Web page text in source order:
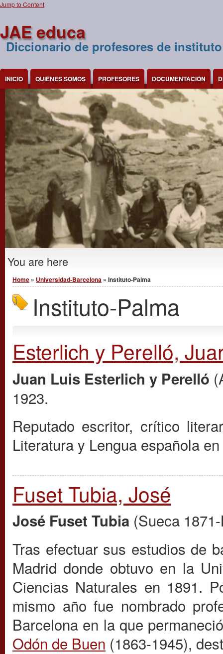
Jump to Content
JAE educa
Diccionario de profesores de
INICIO QUIÉNES SOMOS PROFESORES DOCUMENTACIÓN
You are here
Home » Universidad-Barcelona » Instituto-Palma
Instituto-Palma
Esterlich y Perelló,
Juan Luis Esterlich y Perelló
1923.
Reputado escritor, crítico
Literatura y Lengua española
Fuset Tubia, José
José Fuset Tubia (Sueca
Tras efectuar sus estudios de
Madrid donde obtuvo en la
Ciencias Naturales en 1891.
mismo año fue nombrado
Barcelona en la que
Odón de Buen (1863-1945),